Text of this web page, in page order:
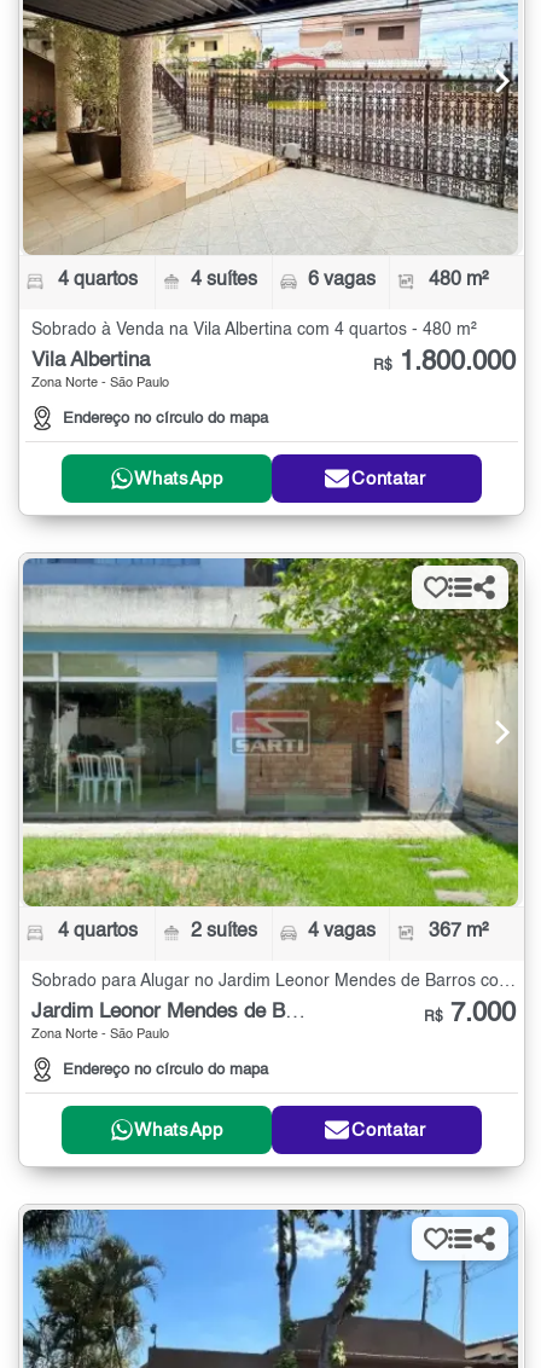
4 quartos 4 suítes 6 vagas 480 m²
Sobrado à Venda na Vila Albertina com 4 quartos - 480 m²
Vila Albertina
Zona Norte - São Paulo
Endereço no círculo do mapa
R$ 1.800.000
WhatsApp Contatar
4 quartos 2 suítes 4 vagas 367 m²
Sobrado para Alugar no Jardim Leonor Mendes de Barros com 4 quartos - 367 m²
Jardim Leonor Mendes de Barros
Zona Norte - São Paulo
Endereço no círculo do mapa
R$ 7.000
WhatsApp Contatar